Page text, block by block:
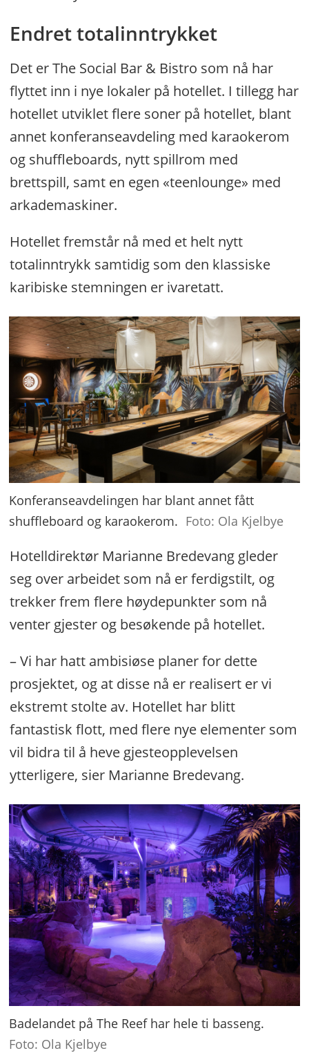
Endret totalinntrykket
Det er The Social Bar & Bistro som nå har
flyttet inn i nye lokaler på hotellet. I tillegg har
hotellet utviklet flere soner på hotellet, blant
annet konferanseavdeling med karaokerom
og shuffleboards, nytt spillrom med
brettspill, samt en egen «teenlounge» med
arkademaskiner.
Hotellet fremstår nå med et helt nytt
totalinntrykk samtidig som den klassiske
karibiske stemningen er ivaretatt.
Konferanseavdelingen har blant annet fått
shuffleboard og karaokerom. Foto: Ola Kjelbye
Hotelldirektør Marianne Bredevang gleder
seg over arbeidet som nå er ferdigstilt, og
trekker frem flere høydepunkter som nå
venter gjester og besøkende på hotellet.
– Vi har hatt ambisiøse planer for dette
prosjektet, og at disse nå er realisert er vi
ekstremt stolte av. Hotellet har blitt
fantastisk flott, med flere nye elementer som
vil bidra til å heve gjesteopplevelsen
ytterligere, sier Marianne Bredevang.
Badelandet på The Reef har hele ti basseng.
Foto: Ola Kjelbye